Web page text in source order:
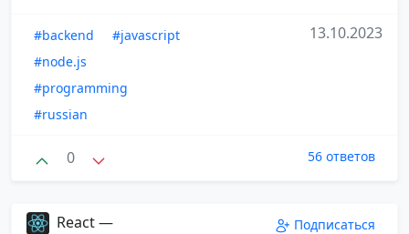
#backend
#javascript
#node.js
#programming
#russian
13.10.2023
0 56 ответов
React —
Подписаться